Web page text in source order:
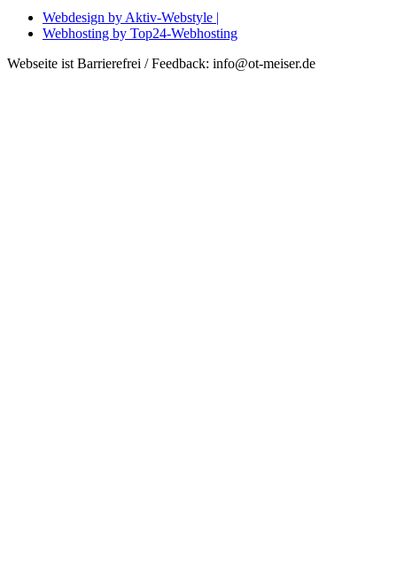
Webdesign by Aktiv-Webstyle |
Webhosting by Top24-Webhosting
Webseite ist Barrierefrei / Feedback: info@ot-meiser.de